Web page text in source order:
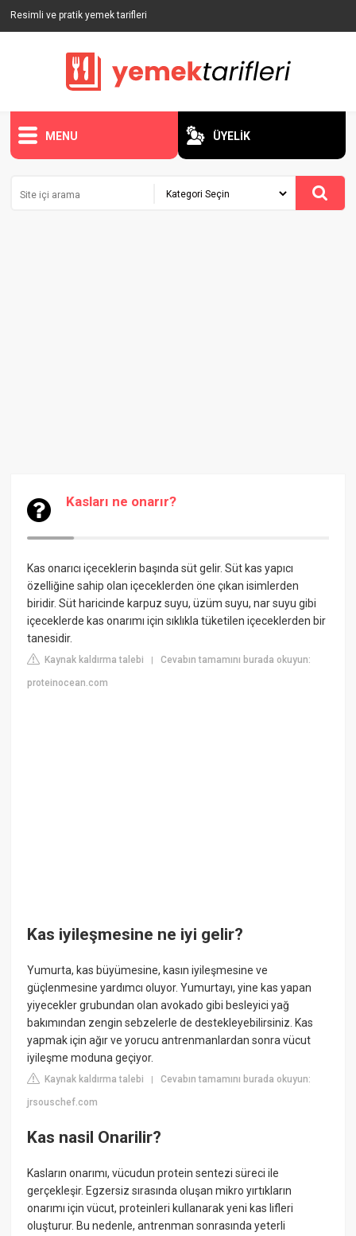
Resimli ve pratik yemek tarifleri
MENU ÜYELİK
Kasları ne onarır?
Kas onarıcı içeceklerin başında süt gelir. Süt kas yapıcı
özelliğine sahip olan içeceklerden öne çıkan isimlerden
biridir. Süt haricinde karpuz suyu, üzüm suyu, nar suyu gibi
içeceklerde kas onarımı için sıklıkla tüketilen içeceklerden bir
tanesidir.
Kaynak kaldırma talebi |Cevabın tamamını burada okuyun:
proteinocean.com
Kas iyileşmesine ne iyi gelir?
Yumurta, kas büyümesine, kasın iyileşmesine ve
güçlenmesine yardımcı oluyor. Yumurtayı, yine kas yapan
yiyecekler grubundan olan avokado gibi besleyici yağ
bakımından zengin sebzelerle de destekleyebilirsiniz. Kas
yapmak için ağır ve yorucu antrenmanlardan sonra vücut
iyileşme moduna geçiyor.
Kaynak kaldırma talebi |Cevabın tamamını burada okuyun:
jrsouschef.com
Kas nasil Onarilir?
Kasların onarımı, vücudun protein sentezi süreci ile
gerçekleşir. Egzersiz sırasında oluşan mikro yırtıkların
onarımı için vücut, proteinleri kullanarak yeni kas lifleri
oluşturur. Bu nedenle, antrenman sonrasında yeterli